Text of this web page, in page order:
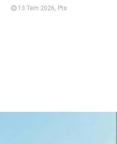
13 Tem 2026, Pts